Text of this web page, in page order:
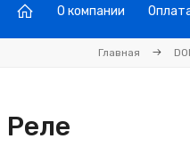
О компании
Главная
Реле